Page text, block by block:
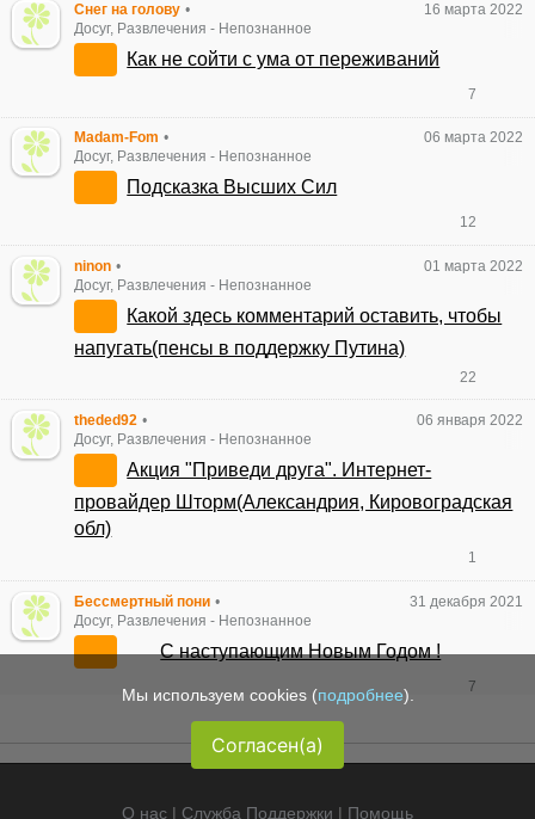
Снег на голову •
16 марта 2022
Досуг, Развлечения - Непознанное
Как не сойти с ума от переживаний
7
Madam-Fom •
06 марта 2022
Досуг, Развлечения - Непознанное
Подсказка Высших Сил
12
ninon •
01 марта 2022
Досуг, Развлечения - Непознанное
Какой здесь комментарий оставить, чтобы
напугать(пенсы в поддержку Путина)
22
theded92 •
06 января 2022
Досуг, Развлечения - Непознанное
Акция "Приведи друга". Интернет-
провайдер Шторм(Александрия, Кировоградская
обл)
1
Бессмертный пони •
31 декабря 2021
Досуг, Развлечения - Непознанное
С наступающим Новым Годом !
7
О нас | Служба Поддержки | Помощь
Мы используем cookies (подробнее).
Согласен(а)